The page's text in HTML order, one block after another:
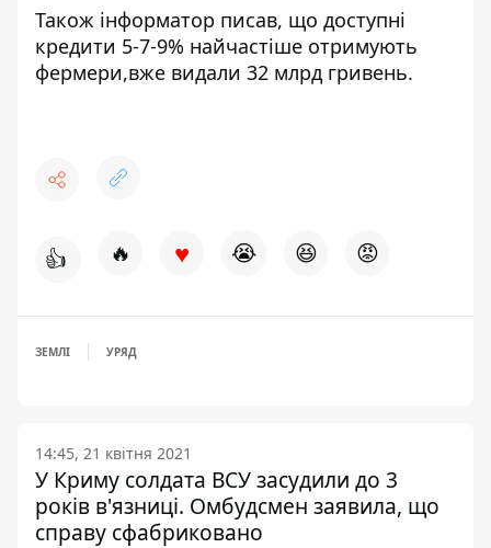
Також інформатор писав, що доступні
кредити 5-7-9% найчастіше отримують
фермери,вже видали 32 млрд гривень.
👍 🔥 ♥ 😭 😆 😡
ЗЕМЛІ УРЯД
14:45, 21 квітня 2021
У Криму солдата ВСУ засудили до 3
років в'язниці. Омбудсмен заявила, що
справу сфабриковано